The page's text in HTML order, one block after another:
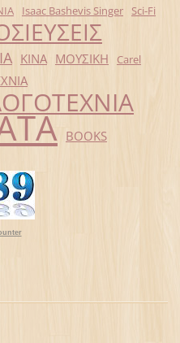
Isaac Bashevis Singer Sci-Fi
ΚΙΝΑ ΜΟΥΣΙΚΗ
Carel
BOOKS